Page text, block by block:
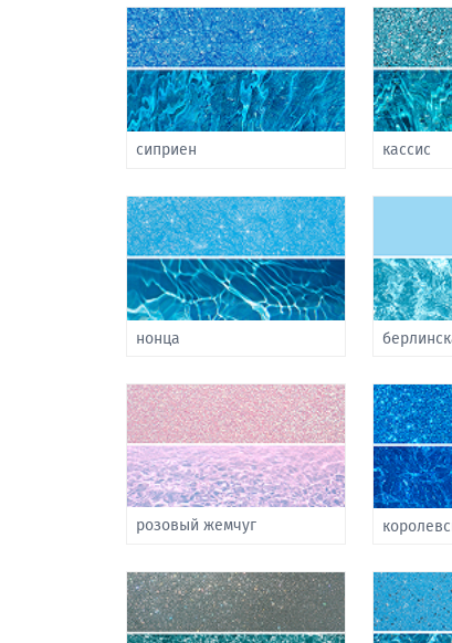
сиприен кассис
нонца
розовый жемчуг